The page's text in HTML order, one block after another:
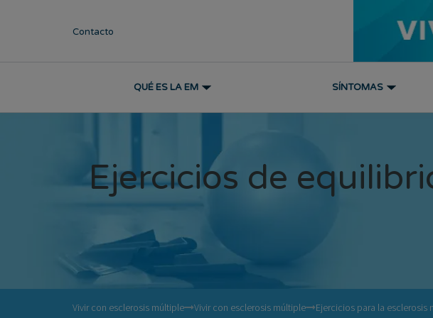
Contacto
QUÉ ES LA EM SÍNTOMAS
Ejercicios de
Vivir con esclerosis múltiple Vivir con esclerosis múltiple Ejercicios para la esclerosis